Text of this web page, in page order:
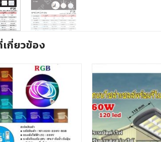
กี่ยวข้อง